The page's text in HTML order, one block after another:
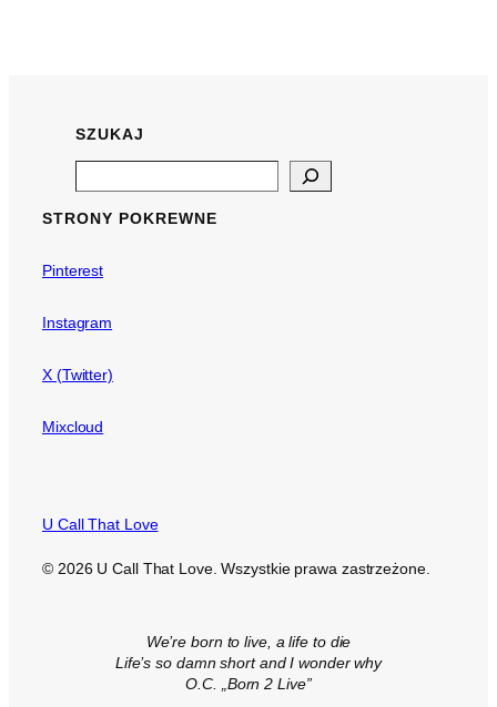
SZUKAJ
STRONY POKREWNE
Pinterest
Instagram
X (Twitter)
Mixcloud
U Call That Love
© 2026 U Call That Love. Wszystkie prawa zastrzeżone.
We’re born to live, a life to die
Life’s so damn short and I wonder why
O.C. „Born 2 Live”